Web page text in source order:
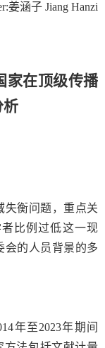
姜涵子 Jiang Hanzi
家在顶级传播
析
失衡问题，重点关
比例过低这一现
会的人员背景的多
年至2023年期间